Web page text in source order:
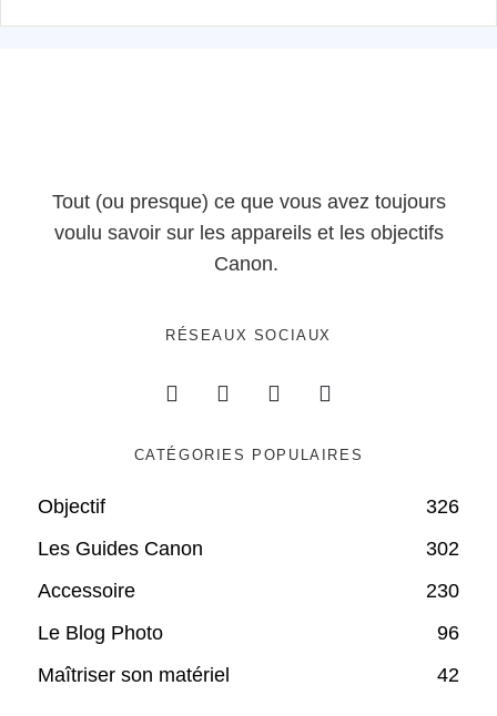
Tout (ou presque) ce que vous avez toujours
voulu savoir sur les appareils et les objectifs
Canon.
RÉSEAUX SOCIAUX
CATÉGORIES POPULAIRES
Objectif
326
Les Guides Canon
302
Accessoire
230
Le Blog Photo
96
Maîtriser son matériel
42